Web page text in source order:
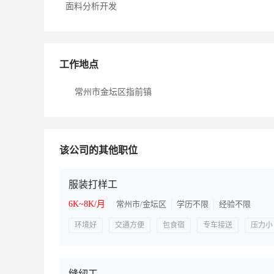
面料分析开发
工作地点
常州市金坛区指前镇
该公司的其他职位
服装打样工
6K~8K/月
常州市/金坛区 学历不限 经验不限
环境好 交通方便 包食宿 专车接送 压力小